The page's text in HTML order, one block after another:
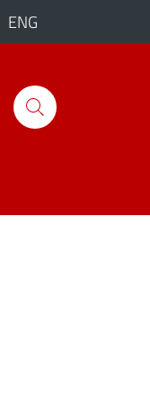
ENG